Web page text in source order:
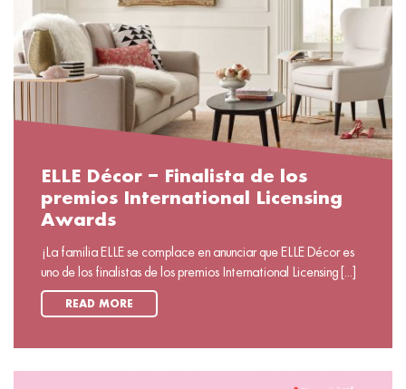
ELLE Décor – Finalista de los
premios International Licensing
Awards
¡La familia ELLE se complace en anunciar que ELLE Décor es
uno de los finalistas de los premios International Licensing [...]
READ MORE